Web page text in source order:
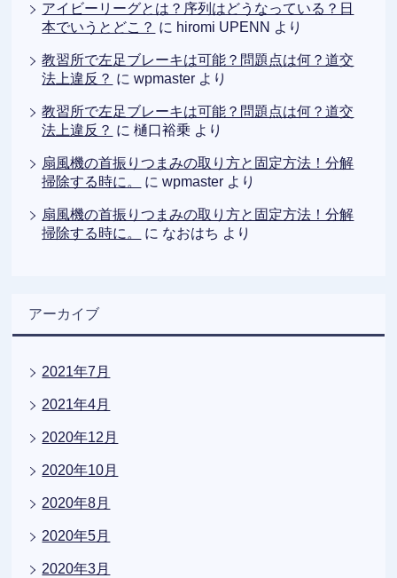
アイビーリーグとは？序列はどうなっている？日
本でいうとどこ？ に hiromi UPENN より
教習所で左足ブレーキは可能？問題点は何？道交
法上違反？ にwpmaster より
教習所で左足ブレーキは可能？問題点は何？道交
法上違反？ に樋口裕乗 より
扇風機の首振りつまみの取り方と固定方法！分解
掃除する時に。
にwpmaster より
扇風機の首振りつまみの取り方と固定方法！分解
掃除する時に。
に なおはち より
アーカイブ
2021年7月
2021年4月
2020年12月
2020年10月
2020年8月
2020年5月
2020年3月